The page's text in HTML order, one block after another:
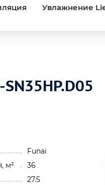
Увлажнение
Funai
м²
36
27.5